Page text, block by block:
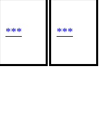
*** ***